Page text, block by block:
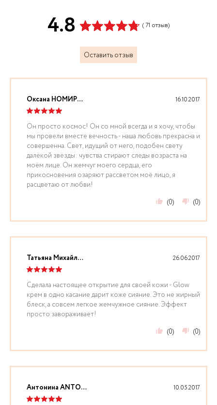
4.8 ( 71 отзыв)
Оставить отзыв
Оксана НОМИРОВСКАЯ 16.10.2017
Он просто космос! Он со мной всегда и я хочу, чтобы
мы провели вместе вечность - наша любовь прекрасна и
совершенна. Свет, идущий от него, подобен свету
далёкой звёзды: чувства стирают следы возраста на
моём лице. Он жемчуг моего сердца, его
прикосновения озаряют рассветом моё лицо, я
расцветаю от любви!
(0)
(0)
Татьяна Михайлова 26.06.2017
Сделала настоящее открытие для своей кожи - Glow
крем в одно касание дарит коже сияние. Это не жирный
блеск, а совсем легкое жемчужное сияние. Эффект
просто завораживает!
(0)
(0)
Антонина ANTONINA 10.05.2017